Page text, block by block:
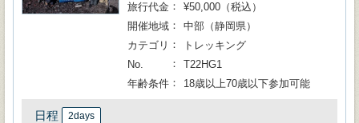
旅行代金
¥50,000（税込）
開催地域
中部（静岡県）
カテゴリ
トレッキング
No.
T22HG1
年齢条件
18歳以上70歳以下参加可能
日程 2days